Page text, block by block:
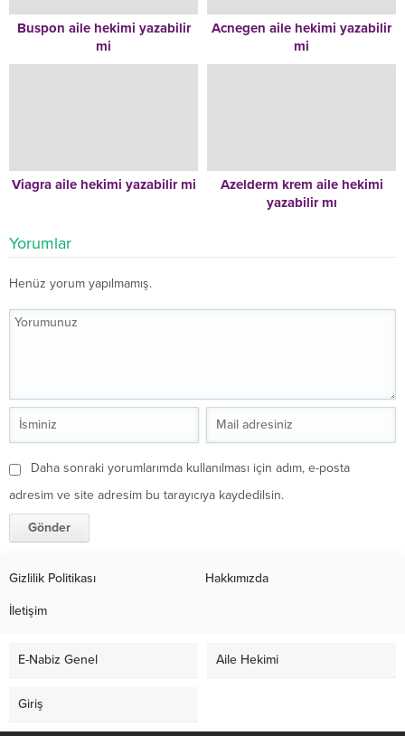
Buspon aile hekimi yazabilir
mi
Acnegen aile hekimi yazabilir
mi
Viagra aile hekimi yazabilir mi
Azelderm krem aile hekimi
yazabilir mı
Yorumlar
Henüz yorum yapılmamış.
Daha sonraki yorumlarımda kullanılması için adım, e-posta
adresim ve site adresim bu tarayıcıya kaydedilsin.
Gizlilik Politikası Hakkımızda
İletişim
E-Nabiz Genel Aile Hekimi
Giriş